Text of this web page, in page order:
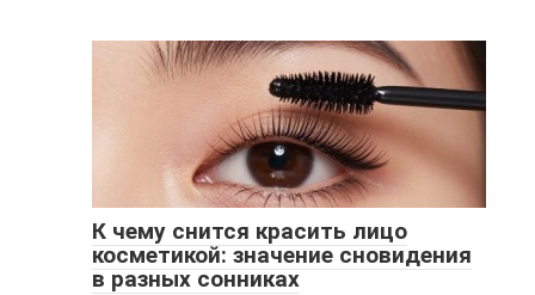
К чему снится красить лицо
косметикой: значение сновидения
в разных сонниках